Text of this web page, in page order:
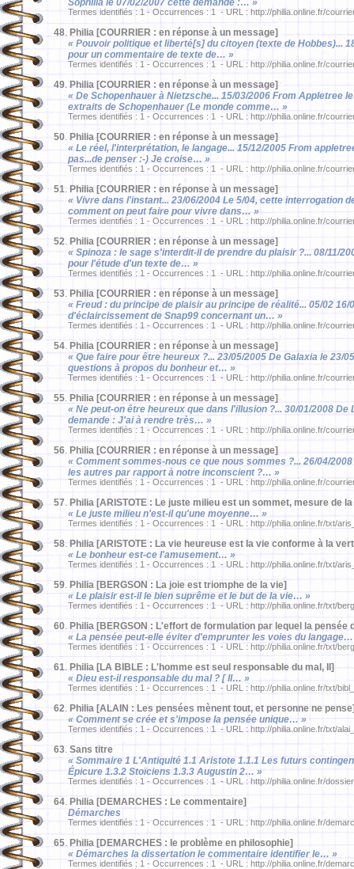
Sophilia le 07/02/2007 cette demande :… »
Termes identifiés : 1 - Occurrences : 1 - URL : http://philia.online.fr/
48. Philia [COURRIER : en réponse à un message]
« Pouvoir politique et liberté[s] du citoyen (texte de Hobbes)...
pour un commentaire de texte de… »
Termes identifiés : 1 - Occurrences : 1 - URL : http://philia.online.fr/
49. Philia [COURRIER : en réponse à un message]
« De Schopenhauer à Nietzsche... 15/03/2006 From Appletree
extraits de Schopenhauer (Le monde comme… »
Termes identifiés : 1 - Occurrences : 1 - URL : http://philia.online.fr/
50. Philia [COURRIER : en réponse à un message]
« Le réel, l'interprétation, le langage... 15/12/2005 From
pas...de penser :-) Je croise… »
Termes identifiés : 1 - Occurrences : 1 - URL : http://philia.online.fr/
51. Philia [COURRIER : en réponse à un message]
« Vivre dans l'instant... 23/06/2004 Le 5/04, cette interrogation
comment on peut faire pour vivre dans… »
Termes identifiés : 1 - Occurrences : 1 - URL : http://philia.online.fr/
52. Philia [COURRIER : en réponse à un message]
« Spinoza : le sage s'interdit-il de prendre du plaisir ?... 08/11/
pour l'étude d'un texte de… »
Termes identifiés : 1 - Occurrences : 1 - URL : http://philia.online.fr/
53. Philia [COURRIER : en réponse à un message]
« Freud : du principe de plaisir au principe de réalité... 05/02
d'éclaircissement de Snap99 concernant un… »
Termes identifiés : 1 - Occurrences : 1 - URL : http://philia.online.fr/
54. Philia [COURRIER : en réponse à un message]
« Que faire pour être heureux ?... 23/05/2005 De Galaxia le 23/
questions à propos du bonheur et… »
Termes identifiés : 1 - Occurrences : 1 - URL : http://philia.online.fr/
55. Philia [COURRIER : en réponse à un message]
« Ne peut-on être heureux que dans l'illusion ?... 30/01/2008
demande : J'ai à rendre très… »
Termes identifiés : 1 - Occurrences : 1 - URL : http://philia.online.fr/
56. Philia [COURRIER : en réponse à un message]
« Comment sommes-nous ce que nous sommes ?... 26/04/
les autres par rapport à notre inconscient ?… »
Termes identifiés : 1 - Occurrences : 1 - URL : http://philia.online.fr/
57. Philia [ARISTOTE : Le juste milieu est un sommet, mesure de
« Le juste milieu n'est-il qu'une moyenne… »
Termes identifiés : 1 - Occurrences : 1 - URL : http://philia.online.fr/txt/
58. Philia [ARISTOTE : La vie heureuse est la vie conforme à la
« Le bonheur est-ce l'amusement… »
Termes identifiés : 1 - Occurrences : 1 - URL : http://philia.online.fr/txt/
59. Philia [BERGSON : La joie est triomphe de la vie]
« Le plaisir est-il le bien suprême et le but de la vie… »
Termes identifiés : 1 - Occurrences : 1 - URL : http://philia.online.fr/txt/
60. Philia [BERGSON : L'effort de formulation par lequel la
« La pensée peut-elle éviter d'emprunter les voies du
Termes identifiés : 1 - Occurrences : 1 - URL : http://philia.online.fr/txt/
61. Philia [LA BIBLE : L'homme est seul responsable du mal, II]
« Dieu est-il responsable du mal ? [ II… »
Termes identifiés : 1 - Occurrences : 1 - URL : http://philia.online.fr/txt/
62. Philia [ALAIN : Les pensées mènent tout, et personne ne
« Comment se crée et s'impose la pensée unique… »
Termes identifiés : 1 - Occurrences : 1 - URL : http://philia.online.fr/txt/
63. Sans titre
« Sommaire 1 L'Antiquité 1.1 Aristote 1.1.1 Les futurs
Épicure 1.3.2 Stoïciens 1.3.3 Augustin 2… »
Termes identifiés : 1 - Occurrences : 1 - URL : http://philia.online.fr/
64. Philia [DEMARCHES : Le commentaire]
Démarches
Termes identifiés : 1 - Occurrences : 1 - URL : http://philia.online.fr/
65. Philia [DEMARCHES : le problème en philosophie]
« Démarches la dissertation le commentaire identifier le… »
Termes identifiés : 1 - Occurrences : 1 - URL : http://philia.online.fr/